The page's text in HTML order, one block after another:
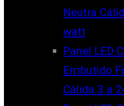
Neutra
watt
Panel LED
Embutido
Cálida 3 a